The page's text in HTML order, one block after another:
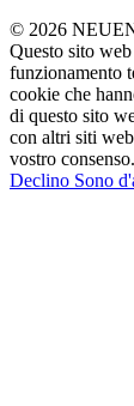
© 2026
Questo sito
funzionamento
cookie che
di questo sito
con altri siti
vostro consenso.
Declino Sono